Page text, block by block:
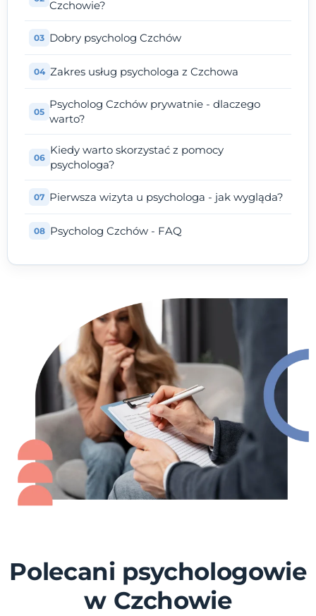
Czchowie?
Dobry psycholog Czchów
Zakres usług psychologa z Czchowa
Psycholog Czchów prywatnie - dlaczego
warto?
Kiedy warto skorzystać z pomocy
psychologa?
Pierwsza wizyta u psychologa - jak wygląda?
Psycholog Czchów - FAQ
Polecani psychologowie
w Czchowie